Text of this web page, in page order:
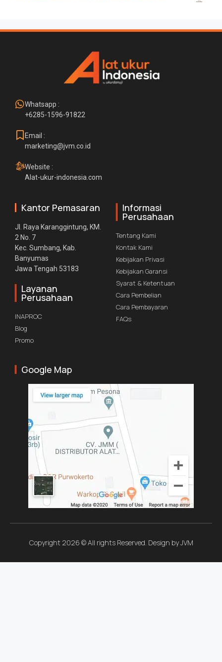
Whatsapp :
+6285-1596-91822
Email :
marketing@jvm.co.id
Website :
Alat-ukur-indonesia.com
Kantor Pemasaran
Jl. Raya Karanggintung, KM.
2 No. 7
Kec. Sumbang, Kab.
Banyumas
Jawa Tengah 53183
Layanan
Perusahaan
INAPROC
Blog
Promo
Informasi
Perusahaan
Tentang Kami
Kontak Kami
Kebijakan Privasi
Kebijakan Garansi
Syarat & Ketentuan
Cara Pembelian
Cara Pembayaran
FAQs
Google Map
Copyright 2026 © All rights Reserved. Design by JVM